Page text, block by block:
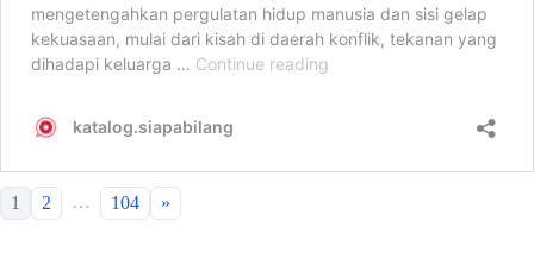
1 2 … 104 »